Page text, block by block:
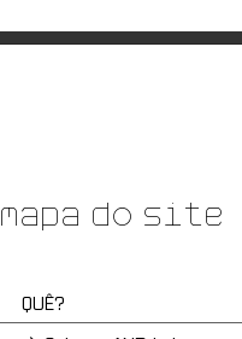
Mapa do site
QUÊ?